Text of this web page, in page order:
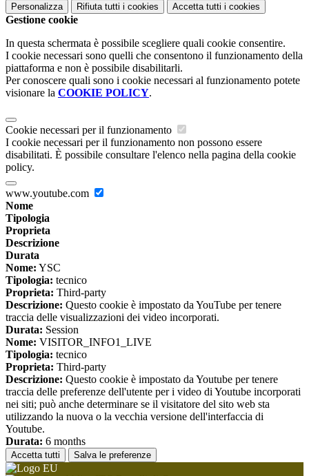
Personalizza Rifiuta tutti i cookies Accetta tutti i cookies
Gestione cookie
In questa schermata è possibile scegliere quali cookie consentire.
I cookie necessari sono quelli che consentono il funzionamento della
piattaforma e non è possibile disabilitarli.
Per conoscere quali sono i cookie necessari al funzionamento potete
visionare la COOKIE POLICY.
Cookie necessari per il funzionamento
I cookie necessari per il funzionamento non possono essere
disabilitati. È possibile consultare l'elenco nella pagina della cookie
policy.
www.youtube.com
Nome
Tipologia
Proprieta
Descrizione
Durata
Nome: YSC
Tipologia: tecnico
Proprieta: Third-party
Descrizione: Questo cookie è impostato da YouTube per tenere
traccia delle visualizzazioni dei video incorporati.
Durata: Session
Nome: VISITOR_INFO1_LIVE
Tipologia: tecnico
Proprieta: Third-party
Descrizione: Questo cookie è impostato da Youtube per tenere
traccia delle preferenze dell'utente per i video di Youtube incorporati
nei siti; può anche determinare se il visitatore del sito web sta
utilizzando la nuova o la vecchia versione dell'interfaccia di
Youtube.
Durata: 6 months
Accetta tutti Salva le preferenze